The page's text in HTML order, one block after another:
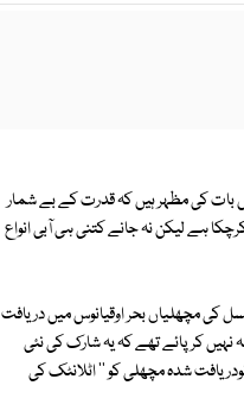
بات کی مظہر ہیں کہ قدرت کے بے شمار
ہے لیکن نہ جانے کتنی ہی آبی انواع
کی مچھلیاں بحر اوقیانوس میں دریافت
کرپائے تھے کہ یہ شارک کی نئی
شدہ مچھلی کو '' اٹلانٹک کی